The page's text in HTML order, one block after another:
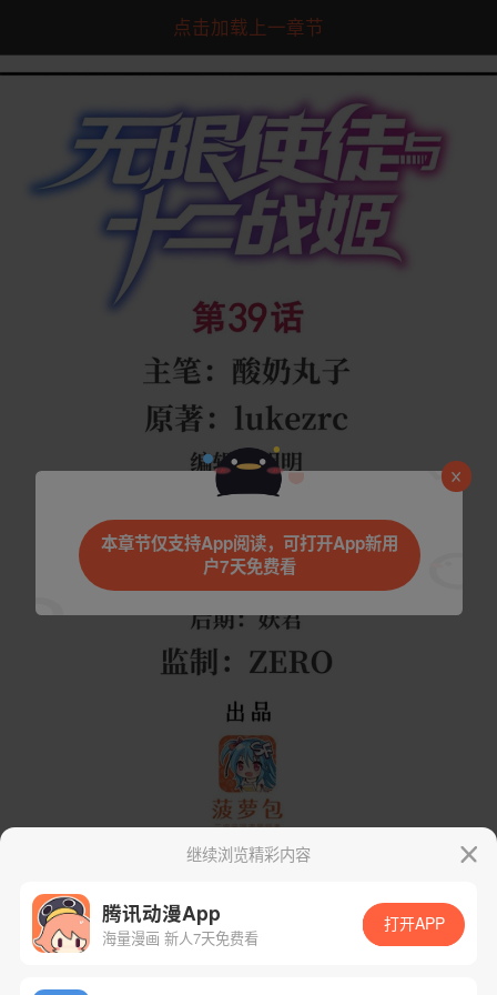
点击加载上一章节
App免费看
继续浏览精彩内容
腾讯动漫App
海量漫画 新人7天免费看
打开APP
本章节仅支持App阅读，可打开App新用
户7天免费看